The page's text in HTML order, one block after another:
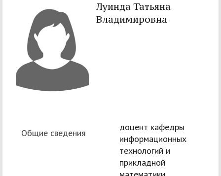
Луинда Татьяна
Владимировна
Общие сведения
доцент кафедры
информационных
технологий и
прикладной